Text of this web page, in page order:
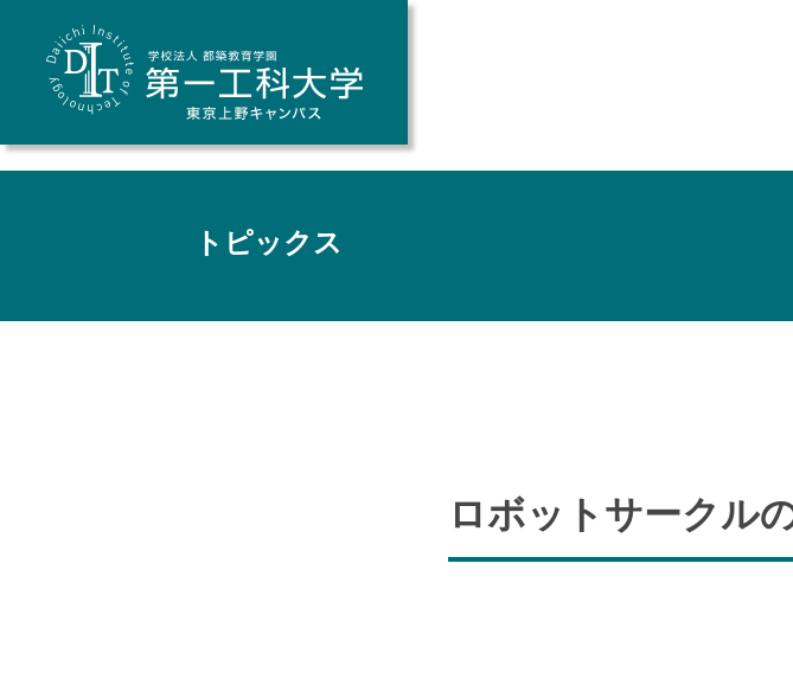
トピックス
ロボットサークル